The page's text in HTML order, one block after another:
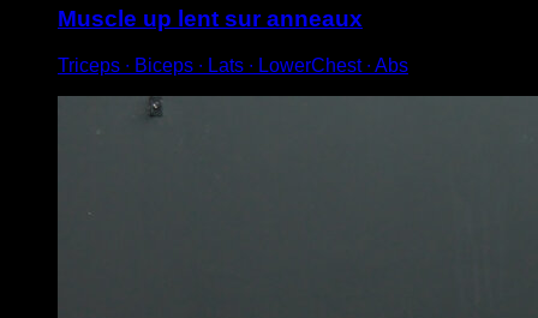
Muscle up lent sur anneaux
Triceps ∙ Biceps ∙ Lats ∙ LowerChest ∙ Abs